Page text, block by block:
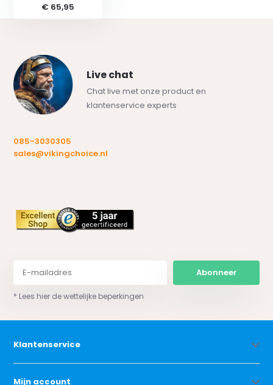
€ 65,95
Live chat
Chat live met onze product en
klantenservice experts
085-3030305
sales@vikingchoice.nl
Abonneer
* Lees hier de wettelijke beperkingen
Klantenservice
Mijn account